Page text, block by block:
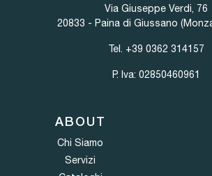
Via Giuseppe Verdi, 76
20833 - Paina di Giussano
Tel. +39 0362 314157
P. Iva: 02850460961
ABOUT
Chi Siamo
Servizi